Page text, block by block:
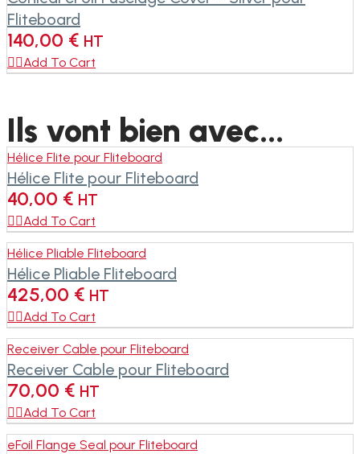
Fliteboard
140,00 € HT
Add To Cart
Ils vont bien avec...
Hélice Flite pour Fliteboard
Hélice Flite pour Fliteboard
40,00 € HT
Add To Cart
Hélice Pliable Fliteboard
Hélice Pliable Fliteboard
425,00 € HT
Add To Cart
Receiver Cable pour Fliteboard
Receiver Cable pour Fliteboard
70,00 € HT
Add To Cart
eFoil Flange Seal pour Fliteboard